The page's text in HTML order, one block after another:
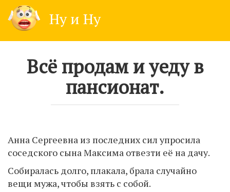
content
Ну и Ну
Всё продам и уеду в
пансионат.
Анна Сергеевна из последних сил упросила
соседского сына Максима отвезти её на дачу.
Собиралась долго, плакала, брала случайно
вещи мужа, чтобы взять с собой.